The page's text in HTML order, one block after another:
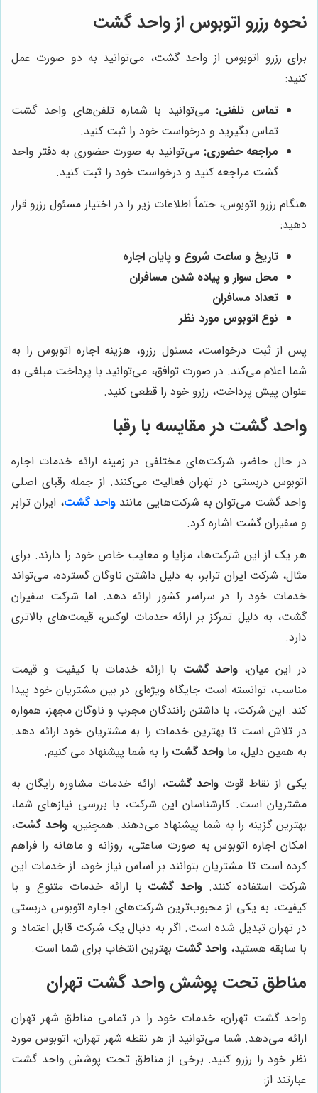
نحوه رزرو اتوبوس از واحد گشت
برای رزرو اتوبوس از واحد گشت، می‌توانید به دو صورت عمل
کنید:
تماس تلفنی: می‌توانید با شماره تلفن‌های واحد گشت
تماس بگیرید و درخواست خود را ثبت کنید.
مراجعه حضوری: می‌توانید به صورت حضوری به دفتر واحد
گشت مراجعه کنید و درخواست خود را ثبت کنید.
هنگام رزرو اتوبوس، حتماً اطلاعات زیر را در اختیار مسئول رزرو قرار
دهید:
تاریخ و ساعت شروع و پایان اجاره
محل سوار و پیاده شدن مسافران
تعداد مسافران
نوع اتوبوس مورد نظر
پس از ثبت درخواست، مسئول رزرو، هزینه اجاره اتوبوس را به
شما اعلام می‌کند. در صورت توافق، می‌توانید با پرداخت مبلغی به
عنوان پیش پرداخت، رزرو خود را قطعی کنید.
واحد گشت در مقایسه با رقبا
در حال حاضر، شرکت‌های مختلفی در زمینه ارائه خدمات اجاره
اتوبوس دربستی در تهران فعالیت می‌کنند. از جمله رقبای اصلی
واحد گشت می‌توان به شرکت‌هایی مانند واحد گشت، ایران ترابر
و سفیران گشت اشاره کرد.
هر یک از این شرکت‌ها، مزایا و معایب خاص خود را دارند. برای
مثال، شرکت ایران ترابر، به دلیل داشتن ناوگان گسترده، می‌تواند
خدمات خود را در سراسر کشور ارائه دهد. اما شرکت سفیران
گشت، به دلیل تمرکز بر ارائه خدمات لوکس، قیمت‌های بالاتری
دارد.
در این میان، واحد گشت با ارائه خدمات با کیفیت و قیمت
مناسب، توانسته است جایگاه ویژه‌ای در بین مشتریان خود پیدا
کند. این شرکت، با داشتن رانندگان مجرب و ناوگان مجهز، همواره
در تلاش است تا بهترین خدمات را به مشتریان خود ارائه دهد.
به همین دلیل، ما واحد گشت را به شما پیشنهاد می کنیم.
یکی از نقاط قوت واحد گشت، ارائه خدمات مشاوره رایگان به
مشتریان است. کارشناسان این شرکت، با بررسی نیازهای شما،
بهترین گزینه را به شما پیشنهاد می‌دهند. همچنین،واحد گشت،
امکان اجاره اتوبوس به صورت ساعتی، روزانه و ماهانه را فراهم
کرده است تا مشتریان بتوانند بر اساس نیاز خود، از خدمات این
شرکت استفاده کنند. واحد گشت با ارائه خدمات متنوع و با
کیفیت، به یکی از محبوب‌ترین شرکت‌های اجاره اتوبوس دربستی
در تهران تبدیل شده است. اگر به دنبال یک شرکت قابل اعتماد و
با سابقه هستید، واحد گشت بهترین انتخاب برای شما است.
مناطق تحت پوشش واحد گشت تهران
واحد گشت تهران، خدمات خود را در تمامی مناطق شهر تهران
ارائه می‌دهد. شما می‌توانید از هر نقطه شهر تهران، اتوبوس مورد
نظر خود را رزرو کنید. برخی از مناطق تحت پوشش واحد گشت
عبارتند از: